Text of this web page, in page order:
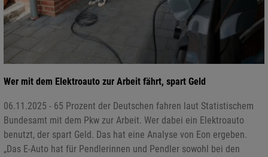
Wer mit dem Elektroauto zur Arbeit fährt, spart Geld
06.11.2025 - 65 Prozent der Deutschen fahren laut Statistischem
Bundesamt mit dem Pkw zur Arbeit. Wer dabei ein Elektroauto
benutzt, der spart Geld. Das hat eine Analyse von Eon ergeben.
„Das E-Auto hat für Pendlerinnen und Pendler sowohl bei den